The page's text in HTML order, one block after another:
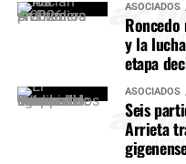
ASOCIADOS
y la
etapa
ASOCIADOS
Seis
Arrieta